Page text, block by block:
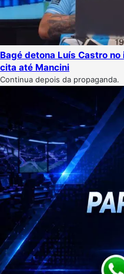
Bagé detona Luís Castro
cita até Mancini
Continua depois da propaganda.